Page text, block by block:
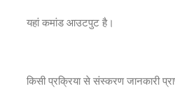
यहां कमांड आउटपुट है।
किसी प्रक्रिया से संस्करण जानकारी